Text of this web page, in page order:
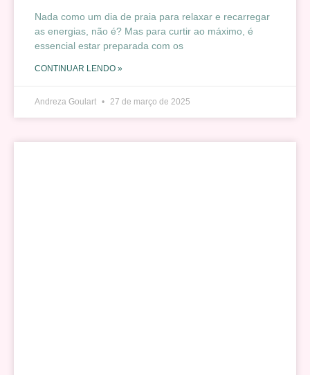
Nada como um dia de praia para relaxar e recarregar
as energias, não é? Mas para curtir ao máximo, é
essencial estar preparada com os
CONTINUAR LENDO »
Andreza Goulart 27 de março de 2025